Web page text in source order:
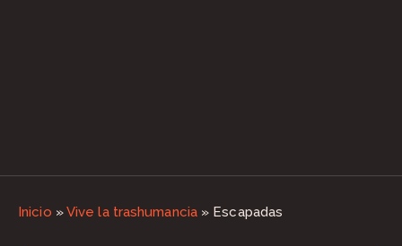
Inicio »Vive la trashumancia» Escapadas